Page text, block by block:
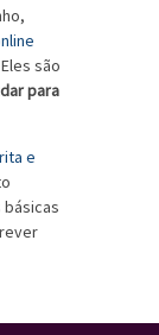
são
para
e